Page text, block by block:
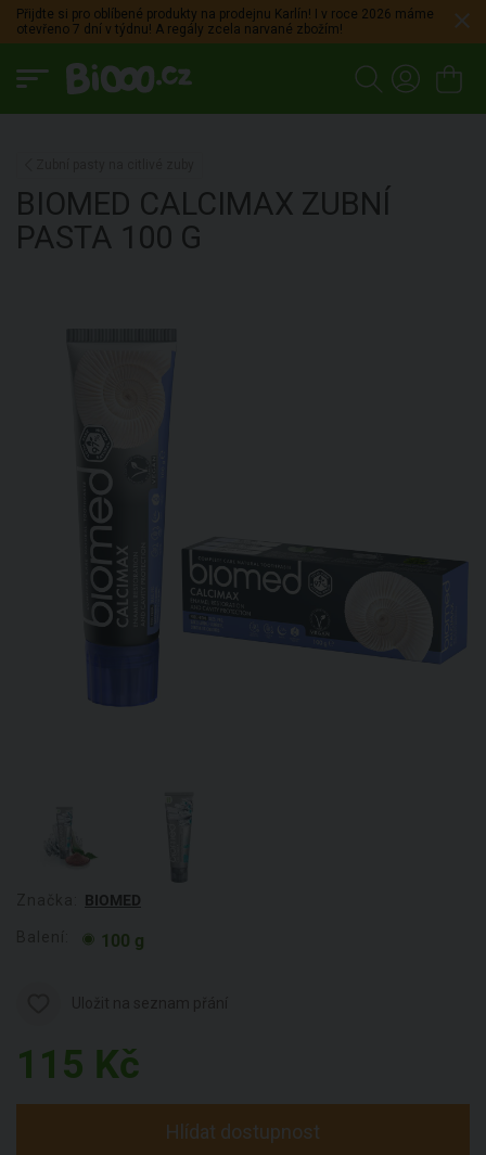
Přijdte si pro oblíbené produkty na prodejnu Karlín! I v roce 2026 máme
otevřeno 7 dní v týdnu! A regály zcela narvané zbožím!
BIOMED CALCIMAX ZUBNÍ
PASTA 100 G
BIOMED
100 g
115 Kč
Hlídat dostupnost